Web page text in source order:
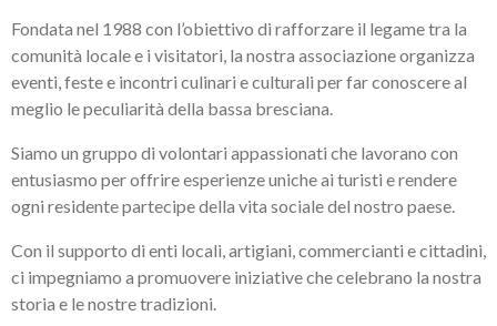
Fondata nel 1988 con l’obiettivo di rafforzare il legame tra la
comunità locale e i visitatori, la nostra associazione organizza
eventi, feste e incontri culinari e culturali per far conoscere al
meglio le peculiarità della bassa bresciana.
Siamo un gruppo di volontari appassionati che lavorano con
entusiasmo per offrire esperienze uniche ai turisti e rendere
ogni residente partecipe della vita sociale del nostro paese.
Con il supporto di enti locali, artigiani, commercianti e cittadini,
ci impegniamo a promuovere iniziative che celebrano la nostra
storia e le nostre tradizioni.